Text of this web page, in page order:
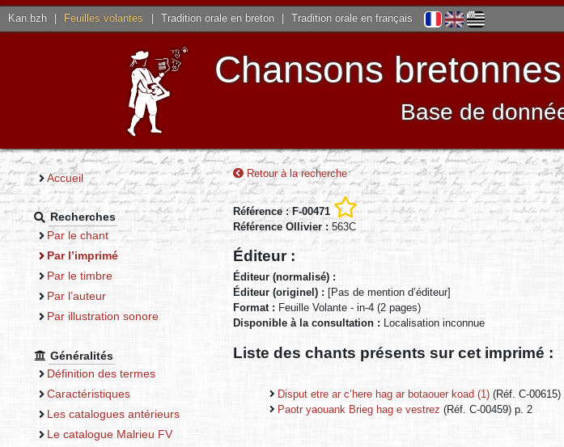
Kan.bzh Feuilles volantes Tradition orale en breton Tradition orale en français
Chansons
Base de
Accueil
Recherches
Par le chant
Par l’imprimé
Par le timbre
Par l’auteur
Par illustration sonore
Généralités
Définition des termes
Caractéristiques
Les catalogues antérieurs
Le catalogue Malrieu FV
Retour à la recherche
Référence : F-00471
Référence Ollivier :563C
Éditeur :
Éditeur (normalisé) :
Éditeur (originel) : [Pas de mention d’éditeur]
Format : Feuille Volante - in-4 (2 pages)
Disponible à la consultation : Localisation inconnue
Liste des chants présents sur cet imprimé :
Disput etre ar c’here hag ar botaouer koad (1) (Réf. C-00615)
Paotr yaouank Brieg hag e vestrez (Réf. C-00459) p. 2